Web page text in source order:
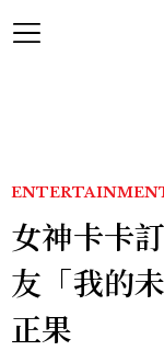
女神卡卡
友「我的
正果